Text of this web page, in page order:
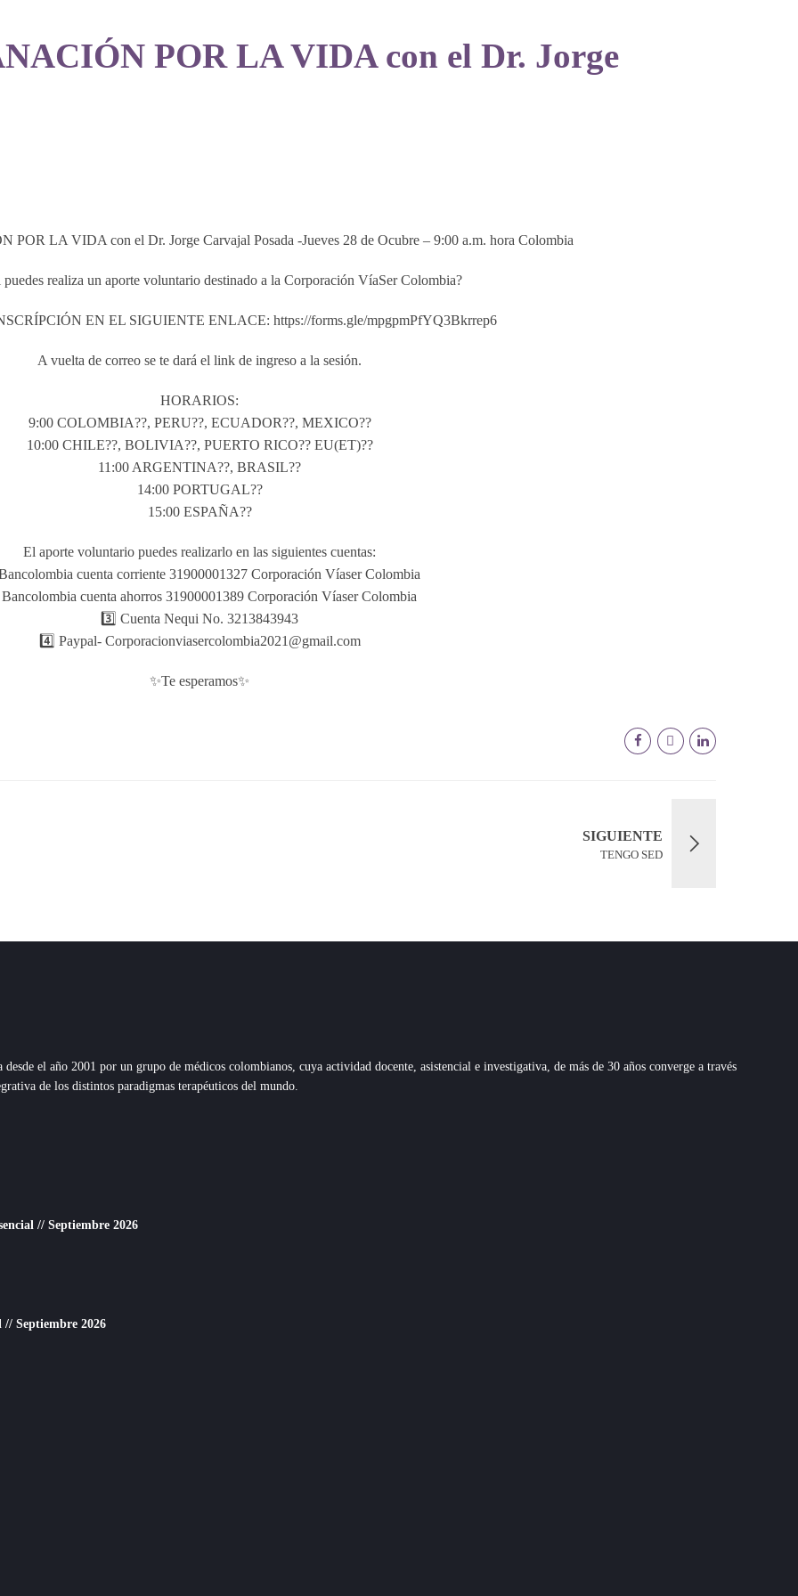
POR LA VIDA con el Dr. Jorge
LA VIDA con el Dr. Jorge Carvajal Posada -Jueves 28 de Ocubre – 9:00 a.m. hora Colombia
puedes realiza un aporte voluntario destinado a la Corporación VíaSer Colombia?
EN EL SIGUIENTE ENLACE: https://forms.gle/mpgpmPfYQ3Bkrrep6
A vuelta de correo se te dará el link de ingreso a la sesión.
HORARIOS:
9:00 COLOMBIA??, PERU??, ECUADOR??, MEXICO??
10:00 CHILE??, BOLIVIA??, PUERTO RICO?? EU(ET)??
11:00 ARGENTINA??, BRASIL??
14:00 PORTUGAL??
15:00 ESPAÑA??
El aporte voluntario puedes realizarlo en las siguientes cuentas:
cuenta corriente 31900001327 Corporación Víaser Colombia
cuenta ahorros 31900001389 Corporación Víaser Colombia
3️⃣ Cuenta Nequi No. 3213843943
4️⃣ Paypal- Corporacionviasercolombia2021@gmail.com
✨Te esperamos✨
SIGUIENTE
TENGO SED
el año 2001 por un grupo de médicos colombianos, cuya actividad docente, asistencial e investigativa, de más de 30 años converge a través
de los distintos paradigmas terapéuticos del mundo.
// Septiembre 2026
Septiembre 2026